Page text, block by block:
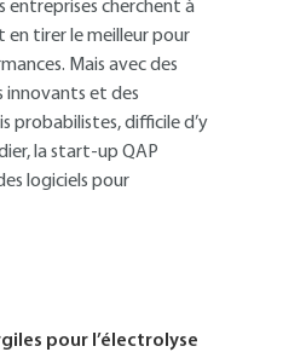
entreprises cherchent à
en tirer le meilleur pour
Mais avec des
innovants et des
probabilistes, difficile d’y
la start-up QAP
logiciels pour
pour l’électrolyse